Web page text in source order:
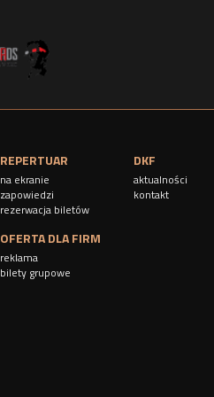
REPERTUAR
na ekranie
zapowiedzi
rezerwacja biletów
DKF
aktualności
kontakt
OFERTA DLA FIRM
reklama
bilety grupowe